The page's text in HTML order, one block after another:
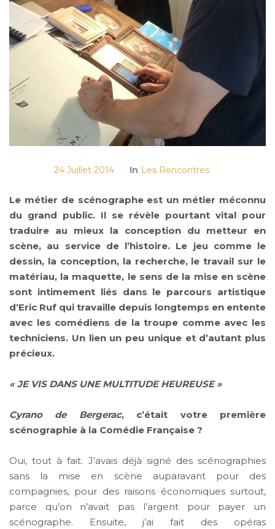
24 Juillet 2014 In Les Rencontres
Le métier de scénographe est un métier méconnu
du grand public. Il se révèle pourtant vital pour
traduire au mieux la conception du metteur en
scène, au service de l’histoire. Le jeu comme le
dessin, la conception, la recherche, le travail sur le
matériau, la maquette, le sens de la mise en scène
sont intimement liés dans le parcours artistique
d’Eric Ruf qui travaille depuis longtemps en entente
avec les comédiens de la troupe comme avec les
techniciens. Un lien un peu unique et d’autant plus
précieux.
« JE VIS DANS UNE MULTITUDE HEUREUSE »
Cyrano de Bergerac, c’était votre première
scénographie à la Comédie Française ?
Oui, tout à fait. J’avais déjà signé des scénographies
sans la mise en scène auparavant pour des
compagnies, pour des raisons économiques surtout,
parce qu’on n’avait pas l’argent pour payer un
scénographe. Ensuite, j’ai fait des opéras